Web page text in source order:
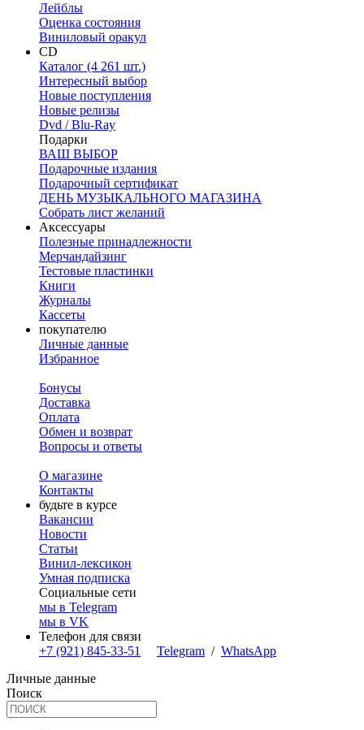
Лейблы
Оценка состояния
Виниловый оракул
CD
Каталог (4 261 шт.)
Интересный выбор
Новые поступления
Новые релизы
Dvd / Blu-Ray
Подарки
ВАШ ВЫБОР
Подарочные издания
Подарочный сертификат
ДЕНЬ МУЗЫКАЛЬНОГО МАГАЗИНА
Собрать лист желаний
Аксессуары
Полезные принадлежности
Мерчандайзинг
Тестовые пластинки
Книги
Журналы
Кассеты
покупателю
Личные данные
Избранное
Бонусы
Доставка
Оплата
Обмен и возврат
Вопросы и ответы
О магазине
Контакты
будьте в курсе
Вакансии
Новости
Статьи
Винил-лексикон
Умная подписка
Социальные сети
мы в Telegram
мы в VK
Телефон для связи
+7 (921) 845-33-51
Telegram / WhatsApp
Личные данные
Поиск